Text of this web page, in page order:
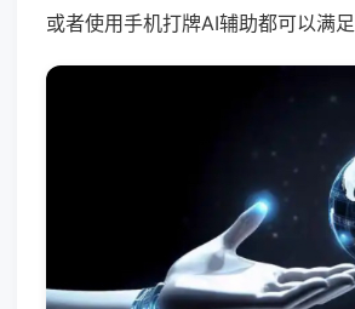
或者使用手机打牌AI辅助都可以满足